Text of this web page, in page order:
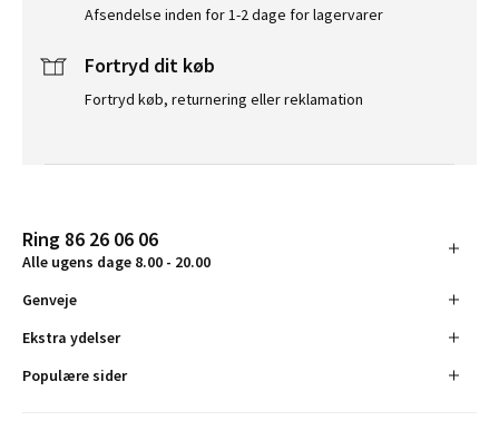
Afsendelse inden for 1-2 dage for lagervarer
Fortryd dit køb
Fortryd køb, returnering eller reklamation
Ring 86 26 06 06
Alle ugens dage 8.00 - 20.00
Genveje
Ekstra ydelser
Populære sider